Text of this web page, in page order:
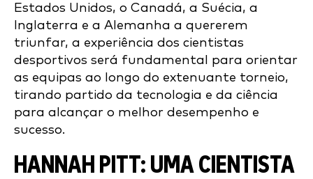
Estados Unidos, o Canadá, a Suécia, a
Inglaterra e a Alemanha a quererem
triunfar, a experiência dos cientistas
desportivos será fundamental para orientar
as equipas ao longo do extenuante torneio,
tirando partido da tecnologia e da ciência
para alcançar o melhor desempenho e
sucesso.
HANNAH PITT: UMA CIENTISTA